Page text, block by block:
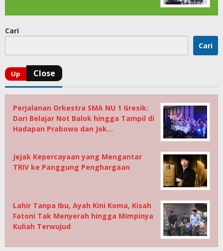
Cari
Cari
Perjalanan Orkestra SMA NU 1 Gresik:
Dari Belajar Not Balok hingga Tampil di
Hadapan Prabowo dan Jok…
Jejak Kepercayaan yang Mengantar
TRIV ke Panggung Penghargaan
Lahir Tanpa Ibu, Ayah Kini Koma, Kisah
Fatoni Tak Menyerah hingga Mimpinya
Kuliah Terwujud